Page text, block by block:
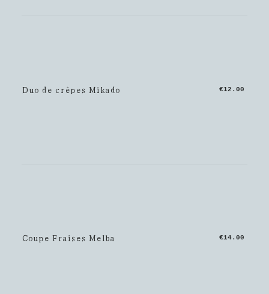
Duo de crêpes Mikado €12.00
Coupe Fraises Melba €14.00